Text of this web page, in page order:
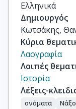
Ελληνικά
Δημιουργός
Κωτσάκης,
Κύρια
Λαογραφία
Λοιπές
Ιστορία
Λέξεις-
ονόματα